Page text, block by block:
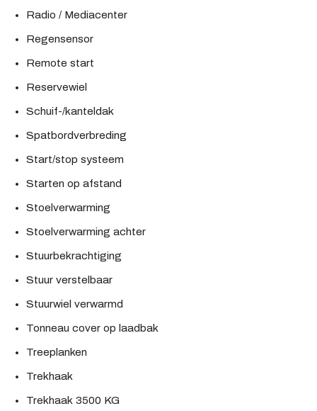
Radio / Mediacenter
Regensensor
Remote start
Reservewiel
Schuif-/kanteldak
Spatbordverbreding
Start/stop systeem
Starten op afstand
Stoelverwarming
Stoelverwarming achter
Stuurbekrachtiging
Stuur verstelbaar
Stuurwiel verwarmd
Tonneau cover op laadbak
Treeplanken
Trekhaak
Trekhaak 3500 KG